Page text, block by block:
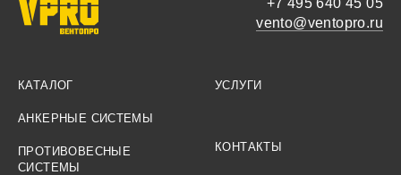
КАТАЛОГ
АНКЕРНЫЕ СИСТЕМЫ
ПРОТИВОВЕСНЫЕ
СИСТЕМЫ
УСЛУГИ
КОНТАКТЫ
+7 495 640 45 05
vento@ventopro.ru